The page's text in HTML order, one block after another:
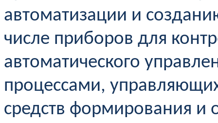
автоматизации и
числе приборов для
автоматического
процессами,
средств формирования и